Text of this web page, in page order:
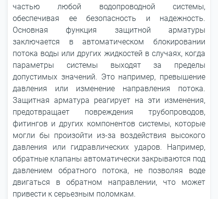
частью любой водопроводной системы,
обеспечивая ее безопасность и надежность.
Основная функция защитной арматуры
заключается в автоматическом блокировании
потока воды или других жидкостей в случаях, когда
параметры системы выходят за пределы
допустимых значений. Это например, превышение
давления или изменение направления потока.
Защитная арматура реагирует на эти изменения,
предотвращает повреждения трубопроводов,
фитингов и других компонентов системы, которые
могли бы произойти из-за воздействия высокого
давления или гидравлических ударов. Например,
обратные клапаны автоматически закрываются под
давлением обратного потока, не позволяя воде
двигаться в обратном направлении, что может
привести к серьезным поломкам.